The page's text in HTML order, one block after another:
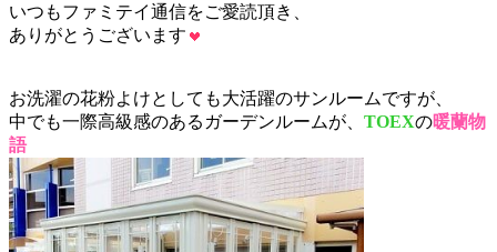
いつもファミテイ通信をご愛読頂き、
ありがとうございます
お洗濯の花粉よけとしても大活躍のサンルームですが、
中でも一際高級感のあるガーデンルームが、 TOEXの暖蘭物
語